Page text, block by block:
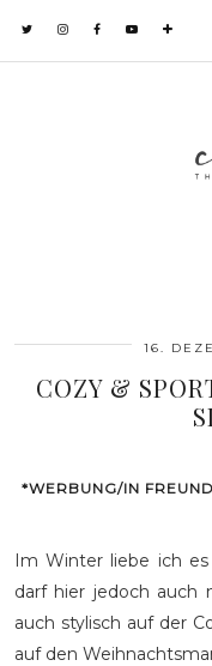
16.
COZY &
*WERBUNG/IN
Im Winter liebe ich
darf hier jedoch auch
auch stylisch auf der
auf den